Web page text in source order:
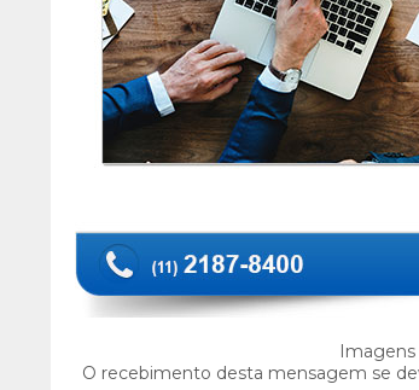
O recebimento desta mensagem se